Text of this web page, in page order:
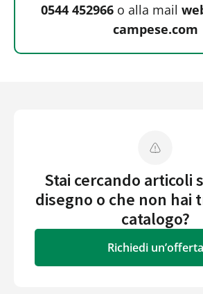
0544 452966 o alla mail
campese.com
Stai cercando articoli
disegno o che non hai
catalogo?
Richiedi un’offerta